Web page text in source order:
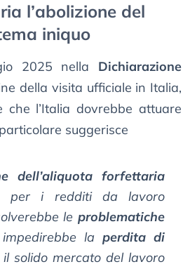
l’abolizione del
iniquo
2025 nella Dichiarazione
della visita ufficiale in Italia,
che l’Italia dovrebbe attuare
suggerisce
dell’aliquota forfettaria
per i redditi da lavoro
le problematiche
la perdita di
solido mercato del lavoro